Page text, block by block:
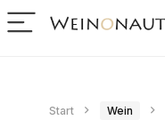
Start Wein